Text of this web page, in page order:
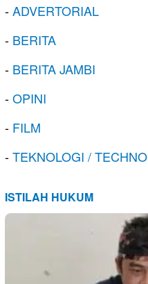
-ADVERTORIAL
- BERITA
- BERITA JAMBI
-OPINI
- FILM
-TEKNOLOGI / TECHNO
ISTILAH HUKUM